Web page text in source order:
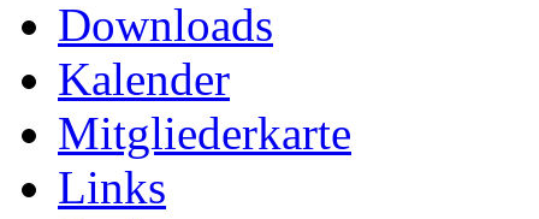
Downloads
Kalender
Mitgliederkarte
Links